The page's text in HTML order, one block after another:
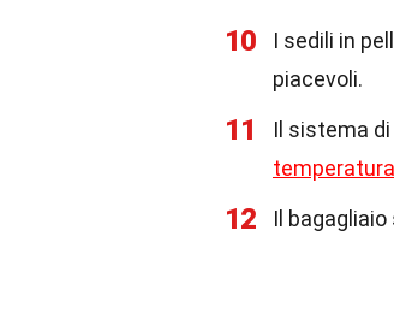
10
I sedili in
piacevoli.
11
Il sistema
temperatura
12 Il